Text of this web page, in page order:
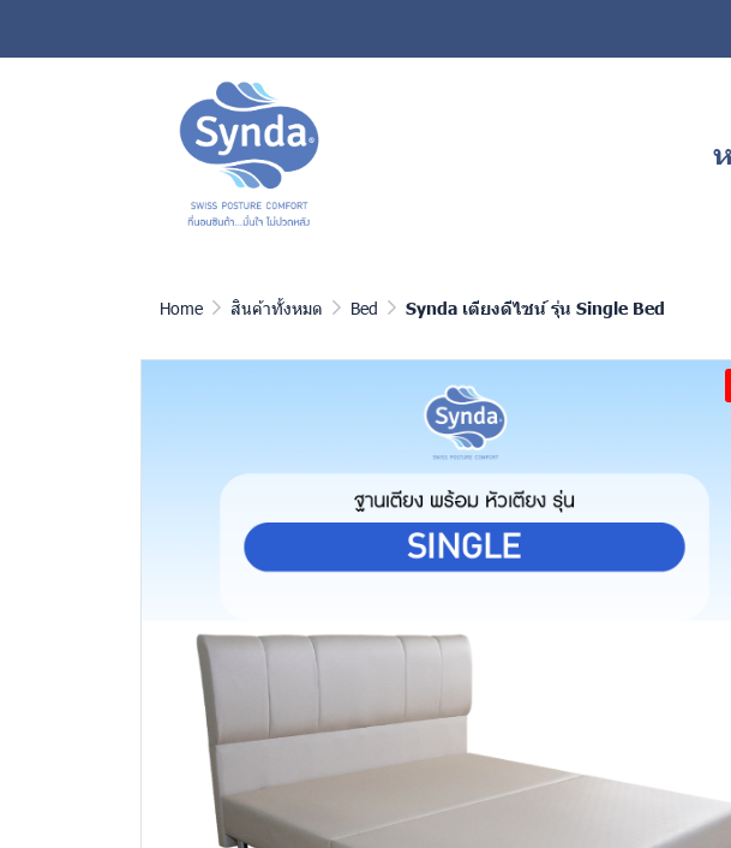
Home สินค้าทั้งหมด Bed Synda เตียงดีไซน์ รุ่น Single Bed